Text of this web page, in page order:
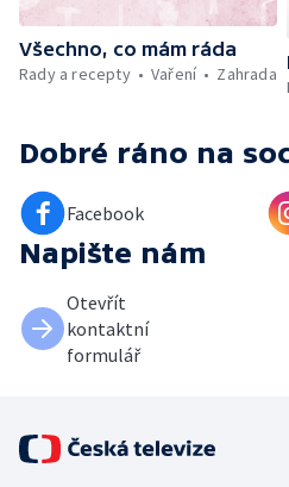
Všechno, co mám ráda
Rady a recepty
Vaření Zahrada
Dobré ráno na
Facebook
Napište nám
Otevřít
kontaktní
formulář